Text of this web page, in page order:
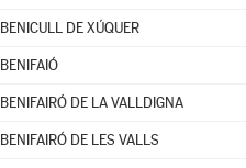
BENICULL DE XÚQUER
BENIFAIÓ
BENIFAIRÓ DE LA VALLDIGNA
BENIFAIRÓ DE LES VALLS